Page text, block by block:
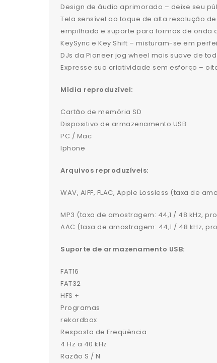
Design de áudio aprimorado – deixe seu
Tela sensível ao toque de alta resolução
empilhada e suporte para formas de onda
KeySync e Key Shift – misturam-se em
DJs da Pioneer jog wheel mais suave de
Expresse sua criatividade sem esforço –
Mídia reproduzível:
Cartão de memória SD
Dispositivo de armazenamento USB
PC / Mac
Iphone
Arquivos reproduzíveis:
WAV, AIFF, FLAC, Apple Lossless (taxa de
MP3 (taxa de amostragem: 44,1 / 48 kHz,
AAC (taxa de amostragem: 44,1 / 48 kHz,
Suporte de armazenamento USB:
FAT16
FAT32
HFS +
Programas
rekordbox
Resposta de Freqüência
4 Hz a 40 kHz
Razão S / N